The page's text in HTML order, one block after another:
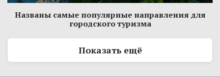
Названы самые популярные направления для
городского туризма
Показать ещё